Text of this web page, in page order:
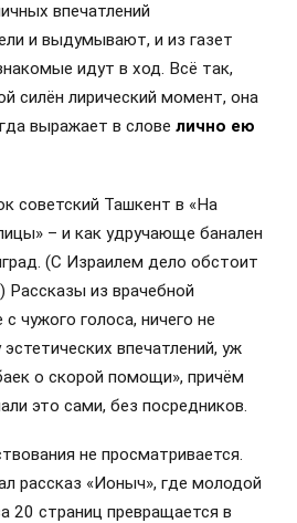
впечатлений
и выдумывают, и из газет
идут в ход. Всё так,
силён лирический момент, она
выражает в слове лично ею
советский Ташкент в «На
– и как удручающе банален
(С Израилем дело обстоит
Рассказы из врачебной
чужого голоса, ничего не
впечатлений, уж
о скорой помощи», причём
это сами, без посредников.
не просматривается.
рассказ «Ионыч», где молодой
20 страниц превращается в